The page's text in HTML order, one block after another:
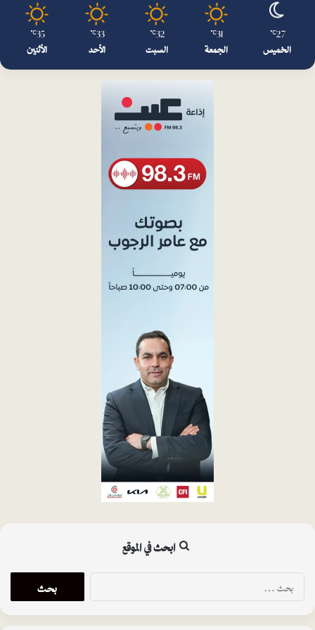
27
℃
الخميس
31
℃
الجمعة
32
℃
السبت
33
℃
الأحد
35
℃
الأثنين
ابحث في الموقع
ب
ح